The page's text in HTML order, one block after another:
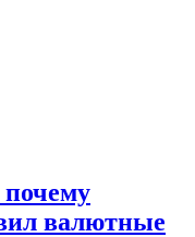
валютные